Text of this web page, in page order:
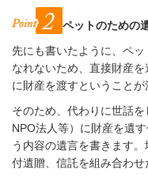
ペットのための
先にも書いたように、ペ
なれないため、直接財産
に財産を渡すということが
そのため、代わりに世話
NPO法人等）に財産を遺
う内容の遺言を書きます
付遺贈、信託を組み合わせ